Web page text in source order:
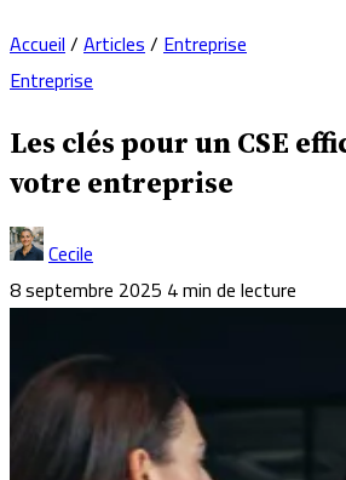
Accueil/Articles/Entreprise
Entreprise
Les clés pour un CSE
votre entreprise
Cecile
8 septembre 2025 4 min de lecture